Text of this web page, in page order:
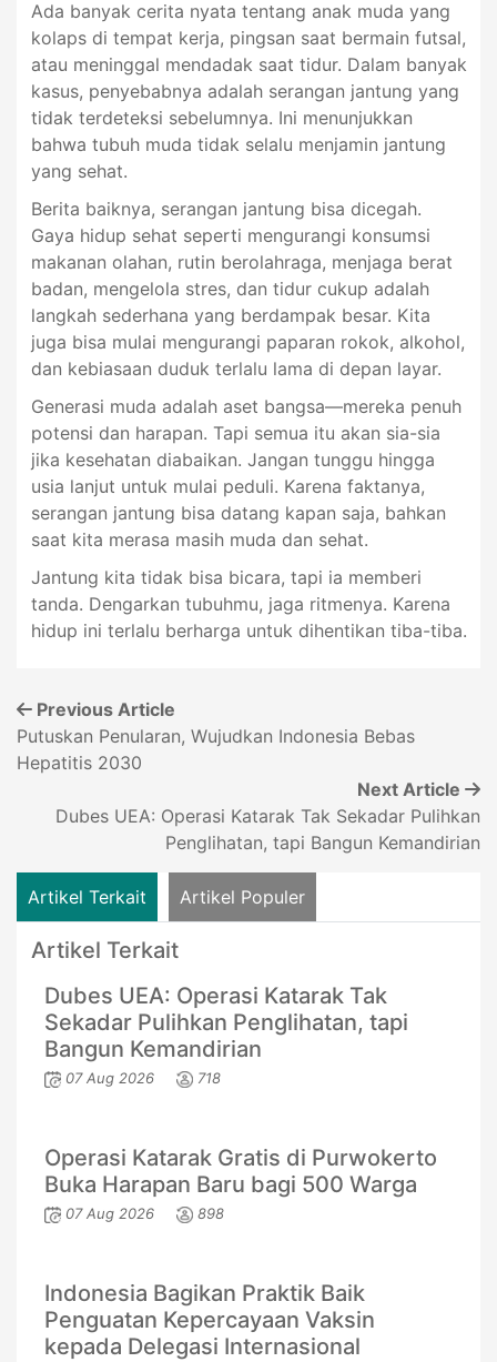
Ada banyak cerita nyata tentang anak muda yang
kolaps di tempat kerja, pingsan saat bermain futsal,
atau meninggal mendadak saat tidur. Dalam banyak
kasus, penyebabnya adalah serangan jantung yang
tidak terdeteksi sebelumnya. Ini menunjukkan
bahwa tubuh muda tidak selalu menjamin jantung
yang sehat.
Berita baiknya, serangan jantung bisa dicegah.
Gaya hidup sehat seperti mengurangi konsumsi
makanan olahan, rutin berolahraga, menjaga berat
badan, mengelola stres, dan tidur cukup adalah
langkah sederhana yang berdampak besar. Kita
juga bisa mulai mengurangi paparan rokok, alkohol,
dan kebiasaan duduk terlalu lama di depan layar.
Generasi muda adalah aset bangsa—mereka penuh
potensi dan harapan. Tapi semua itu akan sia-sia
jika kesehatan diabaikan. Jangan tunggu hingga
usia lanjut untuk mulai peduli. Karena faktanya,
serangan jantung bisa datang kapan saja, bahkan
saat kita merasa masih muda dan sehat.
Jantung kita tidak bisa bicara, tapi ia memberi
tanda. Dengarkan tubuhmu, jaga ritmenya. Karena
hidup ini terlalu berharga untuk dihentikan tiba-tiba.
Previous Article
Putuskan Penularan, Wujudkan Indonesia Bebas
Hepatitis 2030
Next Article
Dubes UEA: Operasi Katarak Tak Sekadar Pulihkan
Penglihatan, tapi Bangun Kemandirian
Artikel Terkait Artikel Populer
Artikel Terkait
Dubes UEA: Operasi Katarak Tak
Sekadar Pulihkan Penglihatan, tapi
Bangun Kemandirian
07 Aug 2026 718
Operasi Katarak Gratis di Purwokerto
Buka Harapan Baru bagi 500 Warga
07 Aug 2026 898
Indonesia Bagikan Praktik Baik
Penguatan Kepercayaan Vaksin
kepada Delegasi Internasional